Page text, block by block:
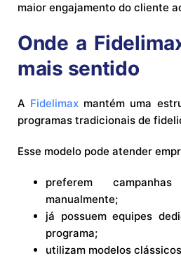
maior engajamento do cliente
Onde a
mais sentido
A Fidelimax mantém uma
programas tradicionais de
Esse modelo pode atender
preferem
manualmente;
já possuem equipes
programa;
utilizam modelos